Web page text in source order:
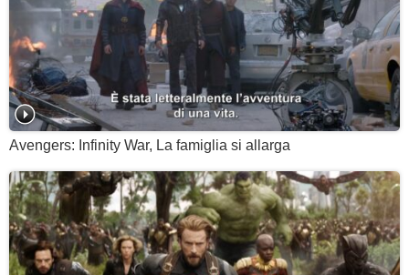
Avengers: Infinity War, La famiglia si allarga